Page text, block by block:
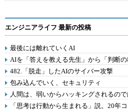
エンジニアライフ 最新の投稿
最後には離れていくAI
AIを「答えを教える先生」から「判断
482.「脱走」したAIのサイバー攻撃
包み込んでいく、セキュリティ
人間は、弱いからハッキングされるの
「思考は行動から生まれる」説。20年